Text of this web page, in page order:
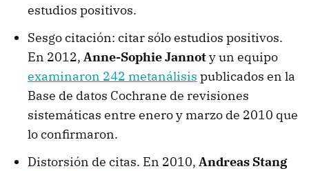
estudios positivos.
Sesgo citación: citar sólo estudios positivos.
En 2012, Anne-Sophie Jannoty un equipo
examinaron 242 metanálisis publicados en la
Base de datos Cochrane de revisiones
sistemáticas entre enero y marzo de 2010 que
lo confirmaron.
Distorsión de citas. En 2010, Andreas Stang